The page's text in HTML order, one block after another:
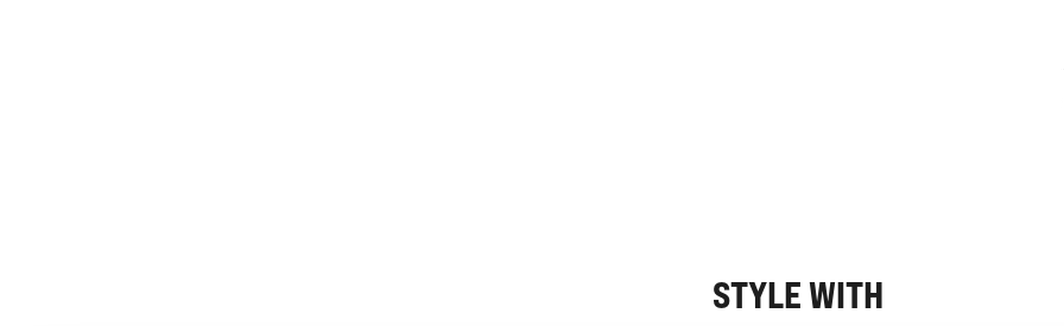
STYLE WITH